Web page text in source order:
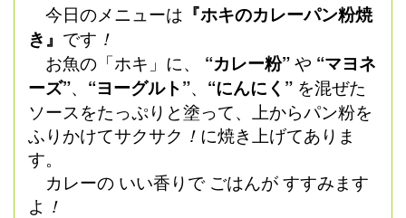
今日のメニューは 『ホキのカレーパン粉焼
き』 です ！
お魚の「ホキ」に、
“カレー粉”や “マヨネ
ーズ”、 “ヨーグルト”、 “にんにく” を混ぜた
ソースをたっぷりと塗って、上からパン粉を
ふりかけてサクサク ！ に焼き上げてありま
す。
カレーの いい香りで ごはんが すすみます
よ ！